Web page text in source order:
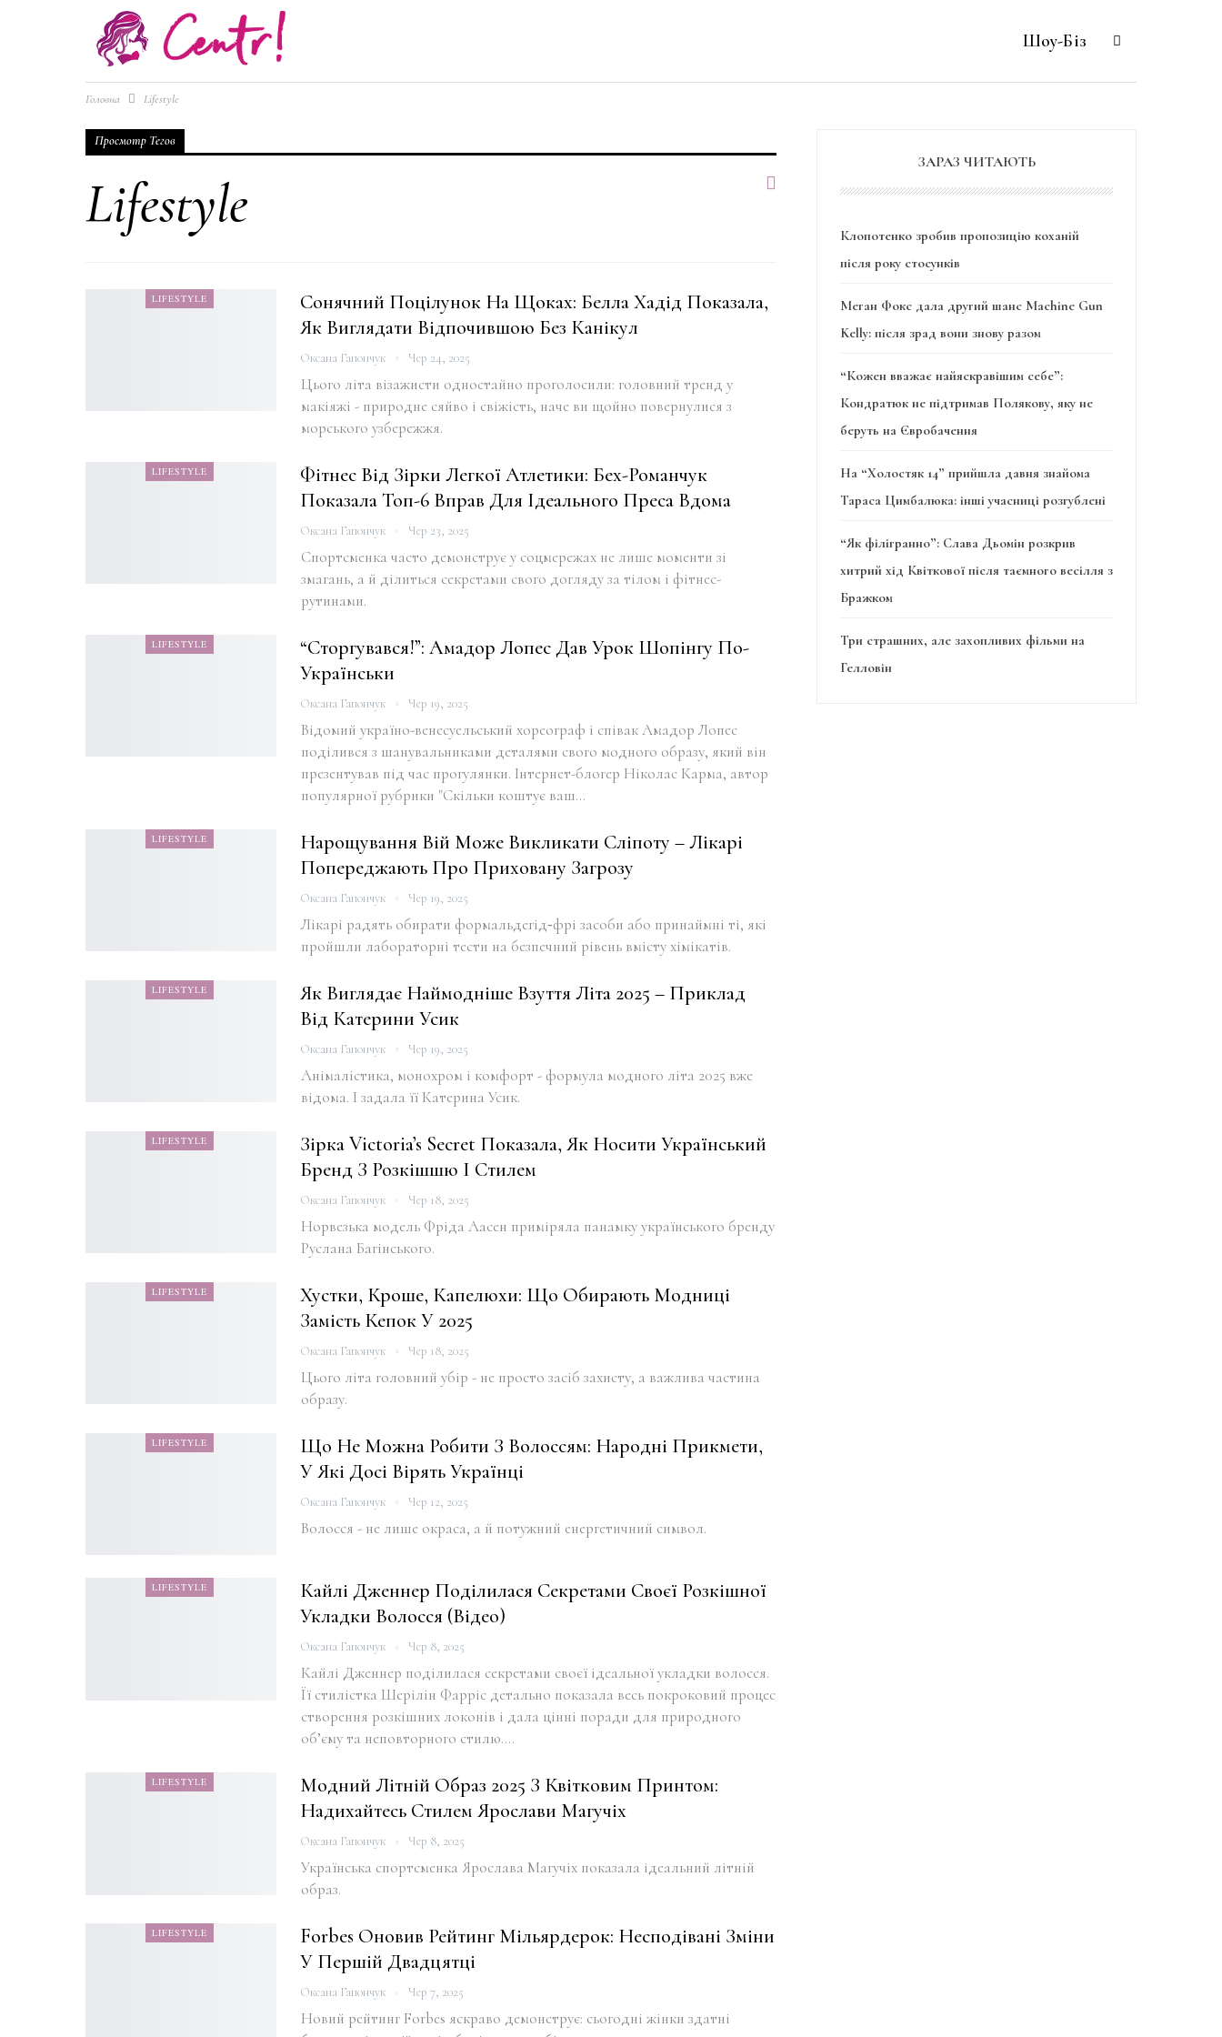
Шоу-Біз
Головна Lifestyle
Просмотр Тегов
Lifestyle
LIFESTYLE
Сонячний Поцілунок На Щоках: Белла Хадід Показала,
Як Виглядати Відпочившою Без Канікул
Оксана Гапончук Чер 24, 2025
Цього літа візажисти одностайно проголосили: головний тренд у
макіяжі - природне сяйво і свіжість, наче ви щойно повернулися з
морського узбережжя.
LIFESTYLE
Фітнес Від Зірки Легкої Атлетики: Бех-Романчук
Показала Топ-6 Вправ Для Ідеального Преса Вдома
Оксана Гапончук Чер 23, 2025
Спортсменка часто демонструє у соцмережах не лише моменти зі
змагань, а й ділиться секретами свого догляду за тілом і фітнес-
рутинами.
LIFESTYLE
“Сторгувався!”: Амадор Лопес Дав Урок Шопінгу По-
Українськи
Оксана Гапончук Чер 19, 2025
Відомий україно-венесуельський хореограф і співак Амадор Лопес
поділився з шанувальниками деталями свого модного образу, який він
презентував під час прогулянки. Інтернет-блогер Ніколас Карма, автор
популярної рубрики "Скільки коштує ваш…
LIFESTYLE
Нарощування Вій Може Викликати Сліпоту – Лікарі
Попереджають Про Приховану Загрозу
Оксана Гапончук Чер 19, 2025
Лікарі радять обирати формальдегід‑фрі засоби або принаймні ті, які
пройшли лабораторні тести на безпечний рівень вмісту хімікатів.
LIFESTYLE
Як Виглядає Наймодніше Взуття Літа 2025 – Приклад
Від Катерини Усик
Оксана Гапончук Чер 19, 2025
Анімалістика, монохром і комфорт - формула модного літа 2025 вже
відома. І задала її Катерина Усик.
LIFESTYLE
Зірка Victoria’s Secret Показала, Як Носити Український
Бренд З Розкішшю І Стилем
Оксана Гапончук Чер 18, 2025
Норвезька модель Фріда Аасен приміряла панамку українського бренду
Руслана Багінського.
LIFESTYLE
Хустки, Кроше, Капелюхи: Що Обирають Модниці
Замість Кепок У 2025
Оксана Гапончук Чер 18, 2025
Цього літа головний убір - не просто засіб захисту, а важлива частина
образу.
LIFESTYLE
Що Не Можна Робити З Волоссям: Народні Прикмети,
У Які Досі Вірять Українці
Оксана Гапончук Чер 12, 2025
Волосся - не лише окраса, а й потужний енергетичний символ.
LIFESTYLE
Кайлі Дженнер Поділилася Секретами Своєї Розкішної
Укладки Волосся (відео)
Оксана Гапончук Чер 8, 2025
Кайлі Дженнер поділилася секретами своєї ідеальної укладки волосся.
Її стилістка Шерілін Фарріс детально показала весь покроковий процес
створення розкішних локонів і дала цінні поради для природного
об’єму та неповторного стилю.…
LIFESTYLE
Модний Літній Образ 2025 З Квітковим Принтом:
Надихайтесь Стилем Ярослави Магучіх
Оксана Гапончук Чер 8, 2025
Українська спортсменка Ярослава Магучіх показала ідеальний літній
образ.
LIFESTYLE
Forbes Оновив Рейтинг Мільярдерок: Несподівані Зміни
У Першій Двадцятці
Оксана Гапончук Чер 7, 2025
Новий рейтинг Forbes яскраво демонструє: сьогодні жінки здатні
ЗАРАЗ ЧИТАЮТЬ
Клопотенко зробив пропозицію коханій
після року стосунків
Меган Фокс дала другий шанс Machine Gun
Kelly: після зрад вони знову разом
“Кожен вважає найяскравішим себе”:
Кондратюк не підтримав Полякову, яку не
беруть на Євробачення
На “Холостяк 14” прийшла давня знайома
Тараса Цимбалюка: інші учасниці розгублені
“Як філігранно”: Слава Дьомін розкрив
хитрий хід Квіткової після таємного весілля з
Бражком
Три страшних, але захопливих фільми на
Гелловін